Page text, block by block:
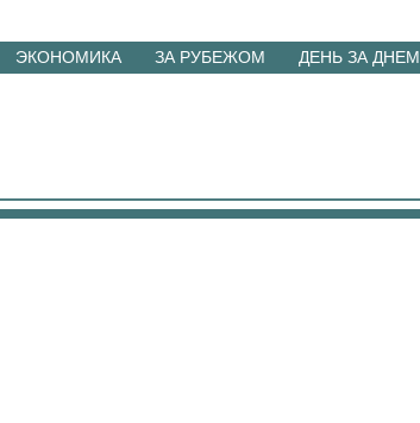
ЭКОНОМИКА ЗА РУБЕЖОМ ДЕНЬ ЗА ДНЕМ